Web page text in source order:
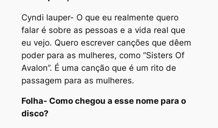
Cyndi lauper- O que eu realmente quero
falar é sobre as pessoas e a vida real que
eu vejo. Quero escrever canções que dêem
poder para as mulheres, como “Sisters Of
Avalon”. É uma canção que é um rito de
passagem para as mulheres.
Folha- Como chegou a esse nome para o
disco?